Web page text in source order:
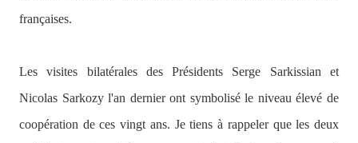
françaises.
Les visites bilatérales des Présidents Serge Sarkissian et
Nicolas Sarkozy l'an dernier ont symbolisé le niveau élevé de
coopération de ces vingt ans. Je tiens à rappeler que les deux